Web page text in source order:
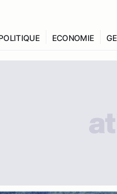
ECONOMIE